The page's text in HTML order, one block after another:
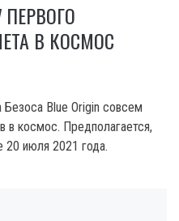
В КОСМОС
Blue Origin совсем
в космос. Предполагается,
20 июля 2021 года.